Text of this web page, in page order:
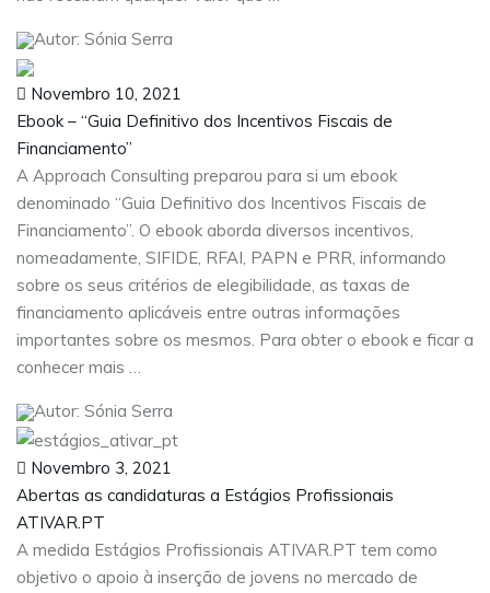
Autor: Sónia Serra
Novembro 10, 2021
Ebook – “Guia Definitivo dos Incentivos Fiscais de
Financiamento”
A Approach Consulting preparou para si um ebook
denominado “Guia Definitivo dos Incentivos Fiscais de
Financiamento”. O ebook aborda diversos incentivos,
nomeadamente, SIFIDE, RFAI, PAPN e PRR, informando
sobre os seus critérios de elegibilidade, as taxas de
financiamento aplicáveis entre outras informações
importantes sobre os mesmos. Para obter o ebook e ficar a
conhecer mais …
Autor: Sónia Serra
Novembro 3, 2021
Abertas as candidaturas a Estágios Profissionais
ATIVAR.PT
A medida Estágios Profissionais ATIVAR.PT tem como
objetivo o apoio à inserção de jovens no mercado de